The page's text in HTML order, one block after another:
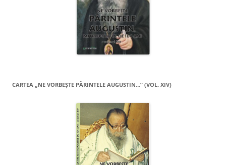
CARTEA „NE VORBEŞTE PĂRINTELE AUGUSTIN…” (VOL. XIV)